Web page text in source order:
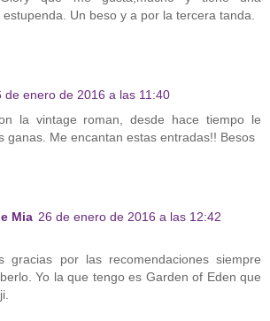
Un beso y a por la tercera tanda.
de enero de 2016 a las 11:40
la vintage roman, desde hace tiempo le
ganas. Me encantan estas entradas!! Besos
Mia 26 de enero de 2016 a las 12:42
gracias por las recomendaciones siempre
Yo la que tengo es Garden of Eden que